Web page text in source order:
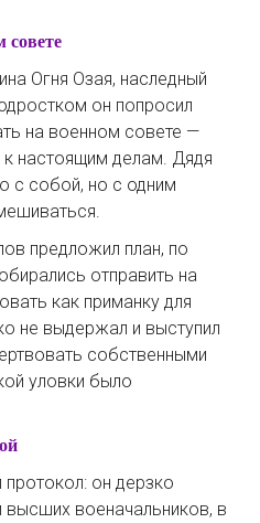
совете
Огня Озая, наследный
он попросил
на военном совете —
к настоящим делам. Дядя
с собой, но с одним
предложил план, по
отправить на
как приманку для
не выдержал и выступил
собственными
уловки было
он дерзко
высших военачальников, в